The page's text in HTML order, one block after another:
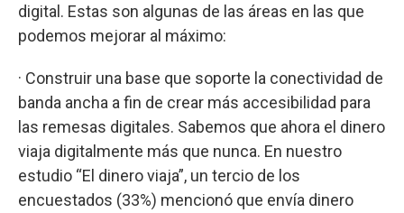
digital. Estas son algunas de las áreas en las que
podemos mejorar al máximo:
· Construir una base que soporte la conectividad de
banda ancha a fin de crear más accesibilidad para
las remesas digitales. Sabemos que ahora el dinero
viaja digitalmente más que nunca. En nuestro
estudio “El dinero viaja”, un tercio de los
encuestados (33%) mencionó que envía dinero